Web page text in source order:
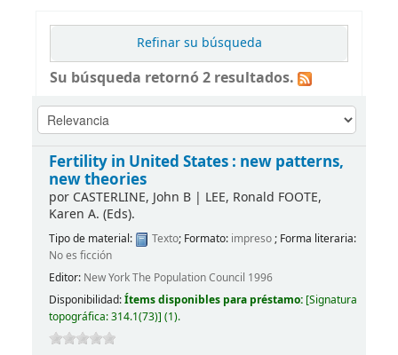
Refinar su búsqueda
Su búsqueda retornó 2 resultados.
Fertility in United States : new patterns,
new theories
por CASTERLINE, John B| LEE, Ronald FOOTE,
Karen A. (Eds).
Tipo de material: Texto; Formato: impreso; Forma literaria:
No es ficción
Editor: New York The Population Council 1996
Disponibilidad:Ítems disponibles para préstamo: [Signatura
topográfica:314.1(73)] (1).